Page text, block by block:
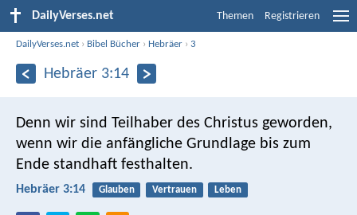
DailyVerses.net Themen Registrieren
DailyVerses.net › Bibel Bücher › Hebräer ›3
Hebräer 3:14
Denn wir sind Teilhaber des Christus geworden,
wenn wir die anfängliche Grundlage bis zum
Ende standhaft festhalten.
Hebräer 3:14 Glauben Vertrauen Leben